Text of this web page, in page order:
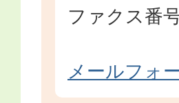
ファクス番
メールフォ